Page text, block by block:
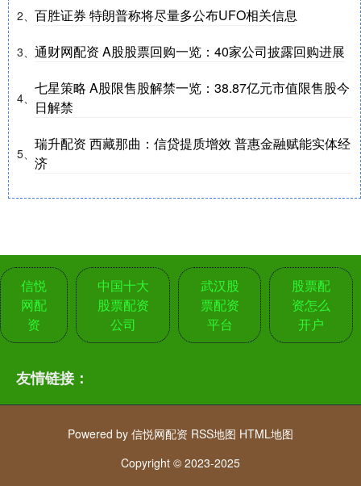
2、 百胜证券 特朗普称将尽量多公布UFO相关信息
3、 通财网配资 A股股票回购一览：40家公司披露回购进展
4、
七星策略 A股限售股解禁一览：38.87亿元市值限售股今
日解禁
5、
瑞升配资 西藏那曲：信贷提质增效 普惠金融赋能实体经
济
信悦
网配
资
中国十大
股票配资
公司
武汉股
票配资
平台
股票配
资怎么
开户
友情链接：
Powered by 信悦网配资 RSS地图 HTML地图
Copyright © 2023-2025